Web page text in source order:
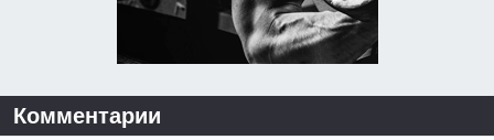
Комментарии